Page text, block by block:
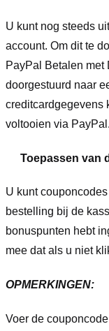
U kunt nog steeds
account. Om dit te
PayPal Betalen met
doorgestuurd naar
creditcardgegevens
voltooien via PayPal.
Toepassen van
U kunt
bestelling bij de
bonuspunten hebt
mee dat als u niet
OPMERKINGEN:
Voer de